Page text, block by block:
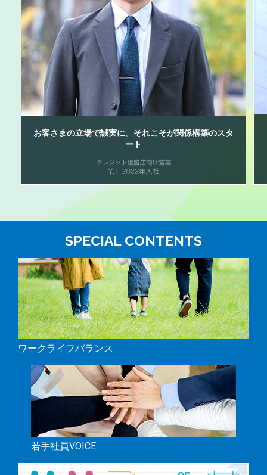
お客さまの立場で誠実に。 それこそが関係構築のスタ
ート
SPECIAL CONTENTS
ワークライフバランス
若手社員VOICE